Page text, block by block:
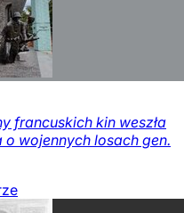
francuskich kin weszła
wojennych losach gen.